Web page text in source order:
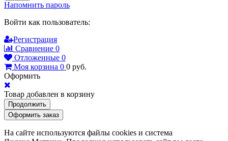
Напомнить пароль
Войти как пользователь:
Регистрация
Сравнение 0
Отложенные 0
Моя корзина 0 0 руб.
Оформить
Товар добавлен в корзину
Продолжить
Оформить заказ
На сайте используются файлы cookies и система